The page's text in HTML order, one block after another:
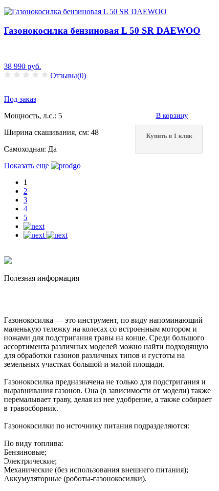
Газонокосилка бензиновая L 50 SR DAEWOO
38 990 руб.
Отзывы(0)
Под заказ
Мощность, л.с.: 5
Ширина скашивания, см: 48
Самоходная: Да
В корзину
Купить в 1 клик
Показать еще
1
2
3
4
5
Полезная информация
Газонокосилка — это инструмент, по виду напоминающий
маленькую тележку на колесах со встроенным мотором и
ножами для подстригания травы на конце. Среди большого
ассортимента различных моделей можно найти подходящую
для обработки газонов различных типов и густоты на
земельных участках большой и малой площади.
Газонокосилка предназначена не только для подстригания и
выравнивания газонов. Она (в зависимости от модели) также
перемалывает траву, делая из нее удобрение, а также собирает
в травосборник.
Газонокосилки по источнику питания подразделяются:
По виду топлива:
Бензиновые;
Электрические;
Механические (без использования внешнего питания);
Аккумуляторные (роботы-газонокосилки).